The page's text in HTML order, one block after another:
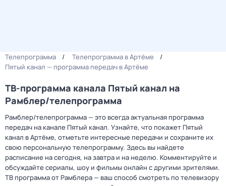
Телепрограмма
Телепрограмма в Артёме
Пятый канал — программа передач в Артёме
ТВ-программа канала Пятый канал на
Рамблер/телепрограмма
Рамблер/телепрограмма — это всегда актуальная программа
передач на канале Пятый канал. Узнайте, что покажет Пятый
канал в Артёме, отметьте интересные передачи и сохраните их
свою персональную телепрограмму. Здесь вы найдете
расписание на сегодня, на завтра и на неделю. Комментируйте и
обсуждайте сериалы, шоу и фильмы онлайн с другими зрителями.
ТВ программа от Рамблера — ваш способ смотреть по телевизору